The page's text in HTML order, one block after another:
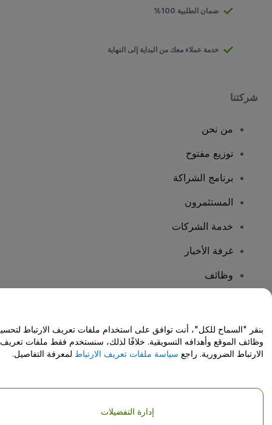
ضمان الطلبية 100%
خدمة عملاء معك من البداية إلى النهاية
شركتنا
من نحن
توزيع مفتوح
برنامج الشراكة
المستثمرون
خدمة الشركات
غرفة الأخبار
وظائف
مركز المساعدة / اتصل بنا
حقوق النشر © شركة فياجوجو المحدودة 2026
تفاصيل الشركة
بنقر "السماح للكل"، أنت توافق على استخدام ملفات تعريف الارتباط
وظائف الموقع وأهدافه التسويقية. خلافًا لذلك، سنستخدم فقط ملفات تعريف
الارتباط الضرورية. راجع سياسة ملفات تعريف الارتباط لمعرفة التفاصيل.
إدارة التفضيلات